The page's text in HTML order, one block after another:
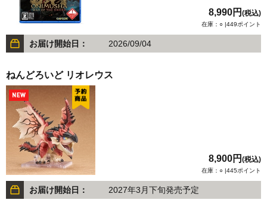
8,990円 (税込)
在庫：○ |449ポイント
お届け開始日： 2026/09/04
ねんどろいど リオレウス
8,900円 (税込)
在庫：○ |445ポイント
お届け開始日： 2027年3月下旬発売予定